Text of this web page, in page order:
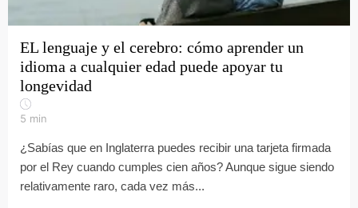
EL lenguaje y el cerebro: cómo aprender un
idioma a cualquier edad puede apoyar tu
longevidad
5 min
¿Sabías que en Inglaterra puedes recibir una tarjeta firmada
por el Rey cuando cumples cien años? Aunque sigue siendo
relativamente raro, cada vez más...